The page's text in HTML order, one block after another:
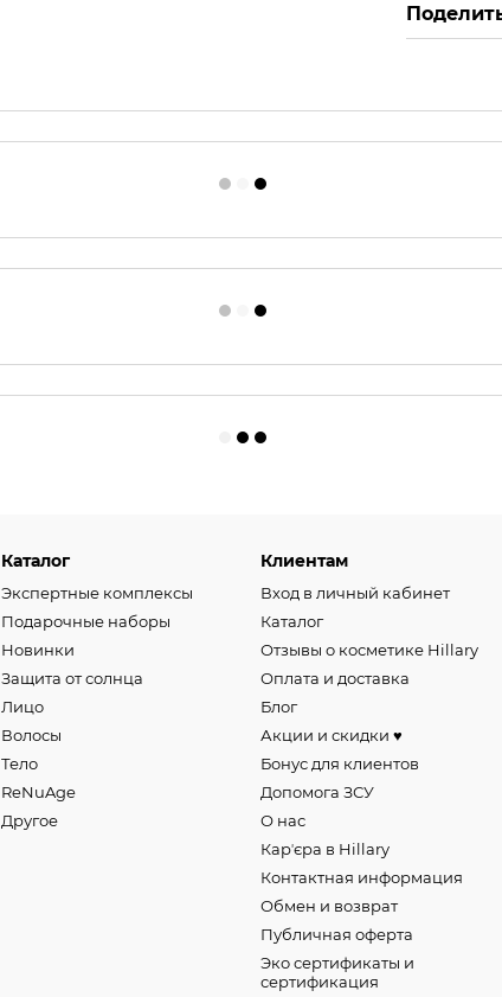
Каталог
Экспертные комплексы
Подарочные наборы
Новинки
Защита от солнца
Лицо
Волосы
Тело
ReNuAge
Другое
Клиентам
Вход в личный кабинет
Каталог
Отзывы о косметике Hillary
Оплата и доставка
Блог
Акции и скидки ♥️
Бонус для клиентов
Допомога ЗСУ
О нас
Карʼєра в Hillary
Контактная информация
Обмен и возврат
Публичная оферта
Эко сертификаты и
сертификация